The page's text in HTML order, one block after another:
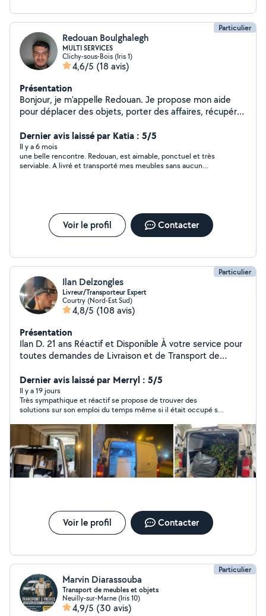
Particulier
Redouan Boulghalegh
MULTI SERVICES
Clichy-sous-Bois (Iris 1)
4,6/5 (18 avis)
Présentation
Bonjour, je m'appelle Redouan. Je propose mon aide
pour déplacer des objets, porter des affaires, récupérer
transports du quotidien. Je suis sérieux, ponctuel et
soigneux. J'aide volontiers pour le chargement et le
déplacement d'objets selon vos besoins. N'hésitez pas
à me contacter, je réponds rapidement.
Dernier avis laissé par Katia : 5/5
Il y a 6 mois
une belle rencontre. Redouan, est aimable, ponctuel et très
serviable. A livré et transporté mes meubles sans aucun
Voir le profil Contacter
Particulier
Ilan Delzongles
Livreur/Transporteur Expert
Courtry (Nord-Est Sud)
4,8/5 (108 avis)
Présentation
Ilan D. 21 ans Réactif et Disponible À votre service pour
toutes demandes de Livraison et de Transport de
Dernier avis laissé par Merryl : 5/5
Il y a 19 jours
Très sympathique et réactif se propose de trouver des
solutions sur son emploi du temps même si il était occupé sur
même si je n’ai pas fait affaire avec Ilan.
Voir le profil Contacter
Particulier
Marvin Diarassouba
Transport de meubles et objets
Neuilly-sur-Marne (Iris 10)
4,9/5 (30 avis)